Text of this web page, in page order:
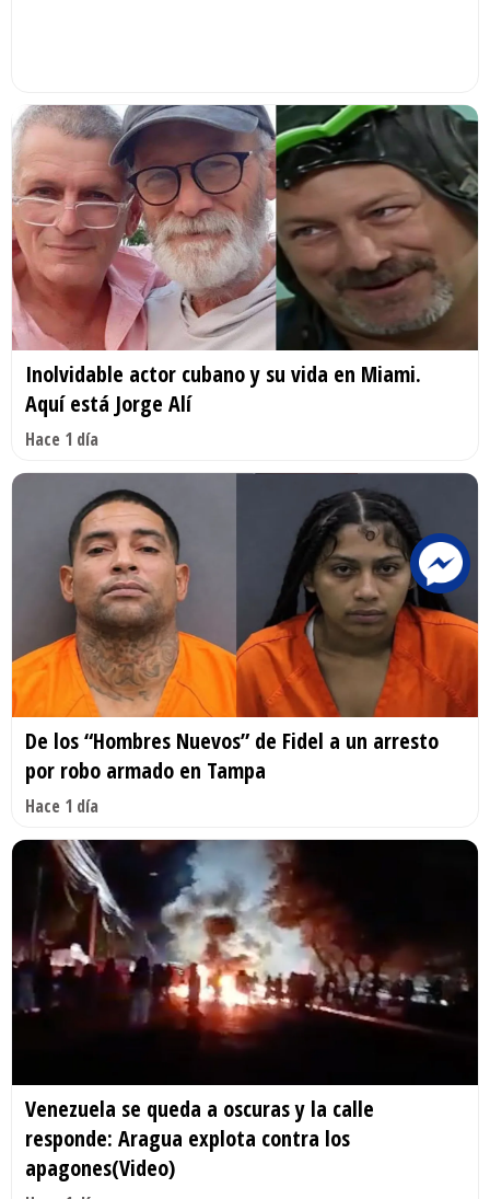
Inolvidable actor cubano y su vida en Miami.
Aquí está Jorge Alí
Hace 1 día
De los “Hombres Nuevos” de Fidel a un arresto
por robo armado en Tampa
Hace 1 día
Venezuela se queda a oscuras y la calle
responde: Aragua explota contra los
apagones(Video)